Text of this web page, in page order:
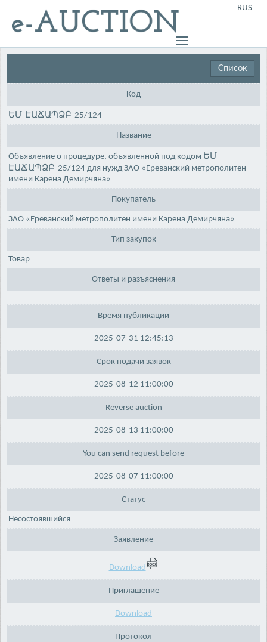
RUS
Список
Код
ԵՄ-ԷԱՃԱՊՁԲ-25/124
Название
Объявление о процедуре, объявленной под кодом ԵՄ-
ԷԱՃԱՊՁԲ-25/124 для нужд ЗАО «Ереванский метрополитен
имени Карена Демирчяна»
Покупатель
ЗАО «Ереванский метрополитен имени Карена Демирчяна»
Тип закупок
Товар
Ответы и разъяснения
Время публикации
2025-07-31 12:45:13
Срок подачи заявок
2025-08-12 11:00:00
Reverse auction
2025-08-13 11:00:00
You can send request before
2025-08-07 11:00:00
Статус
Несостоявшийся
Заявление
Download
Приглашение
Download
Протокол